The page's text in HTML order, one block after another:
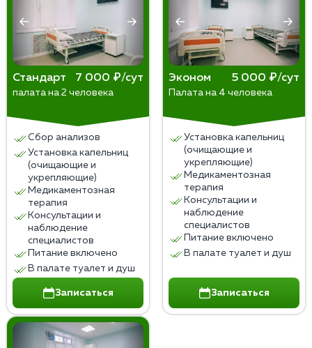
Стандарт 7 000 ₽/сут
палата на 2 человека
Сбор анализов
Установка капельниц
(очищающие и
укрепляющие)
Медикаментозная
терапия
Консультации и
наблюдение
специалистов
Питание включено
В палате туалет и душ
Записаться
Эконом 5 000 ₽/сут
Палата на 4 человека
Установка капельниц
(очищающие и
укрепляющие)
Медикаментозная
терапия
Консультации и
наблюдение
специалистов
Питание включено
В палате туалет и душ
Записаться